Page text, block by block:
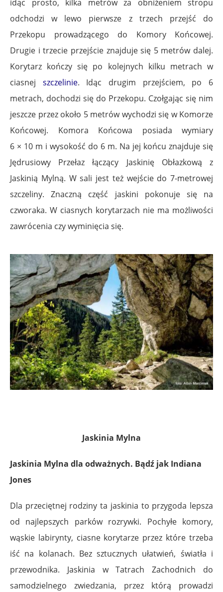
idąc prosto, kilka metrów za obniżeniem stropu
odchodzi w lewo pierwsze z trzech przejść do
Przekopu prowadzącego do Komory Końcowej.
Drugie i trzecie przejście znajduje się 5 metrów dalej.
Korytarz kończy się po kolejnych kilku metrach w
ciasnej szczelinie. Idąc drugim przejściem, po 6
metrach, dochodzi się do Przekopu. Czołgając się nim
jeszcze przez około 5 metrów wychodzi się w Komorze
Końcowej. Komora Końcowa posiada wymiary
6 × 10 m i wysokość do 6 m. Na jej końcu znajduje się
Jędrusiowy Przełaz łączący Jaskinię Obłazkową z
Jaskinią Mylną. W sali jest też wejście do 7-metrowej
szczeliny. Znaczną część jaskini pokonuje się na
czworaka. W ciasnych korytarzach nie ma możliwości
zawrócenia czy wyminięcia się.
Jaskinia Mylna
Jaskinia Mylna dla odważnych. Bądź jak Indiana
Jones
Dla przeciętnej rodziny ta jaskinia to przygoda lepsza
od najlepszych parków rozrywki. Pochyłe komory,
wąskie labirynty, ciasne korytarze przez które trzeba
iść na kolanach. Bez sztucznych ułatwień, światła i
przewodnika. Jaskinia w Tatrach Zachodnich do
samodzielnego zwiedzania, przez którą prowadzi